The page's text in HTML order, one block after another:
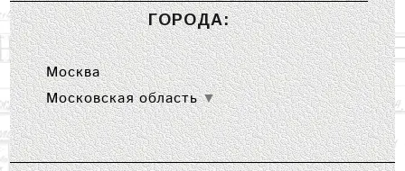
ГОРОДА:
Москва
Московская область ▼